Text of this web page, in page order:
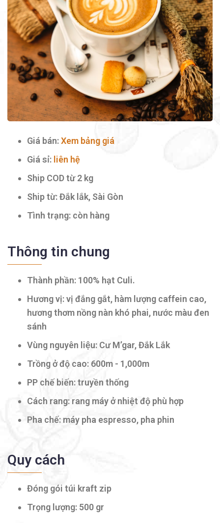
Giá bán:Xem bảng giá
Giá sỉ: liên hệ
Ship COD từ 2 kg
Ship từ: Đắk lắk, Sài Gòn
Tình trạng: còn hàng
Thông tin chung
Thành phần: 100% hạt Culi.
Hương vị: vị đắng gắt, hàm lượng caffein cao,
hương thơm nồng nàn khó phai, nước màu đen
sánh
Vùng nguyên liệu: Cư M’gar, Đắk Lắk
Trồng ở độ cao: 600m - 1,000m
PP chế biến: truyền thống
Cách rang: rang máy ở nhiệt độ phù hợp
Pha chế: máy pha espresso, pha phin
Quy cách
Đóng gói túi kraft zip
Trọng lượng: 500 gr